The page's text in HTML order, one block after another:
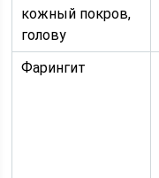
кожный покров,
голову
Фарингит